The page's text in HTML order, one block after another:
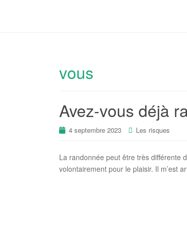
vous
Avez-vous déjà
4 septembre 2023 Les risques
La randonnée peut être très différente
volontairement pour le plaisir. Il m’est